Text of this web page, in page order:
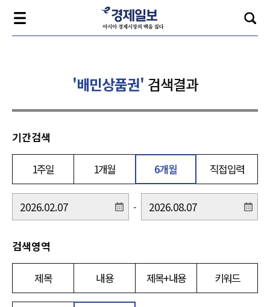
'배민상품권' 검색결과
기간검색
1주일 1개월 6개월 직접입력
-
검색영역
제목 내용 제목+내용 키워드